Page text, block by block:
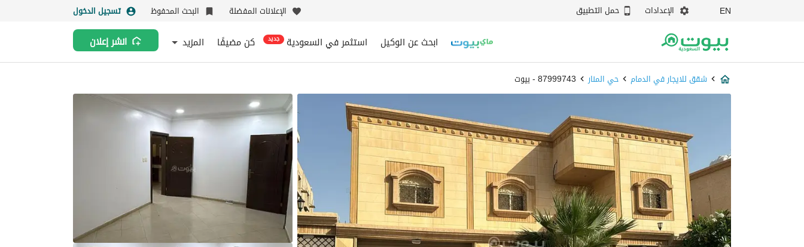
EN الإعدادات حمل التطبيق الإعلانات المفضلة البحث المحفوظ تسجيل الدخول
ابحث عن الوكيل استثمر في السعودية جديد كن مضيفًا المزيد انشر إعلان
شقق للايجار في الدمام حي المنار 87999743 - بيوت